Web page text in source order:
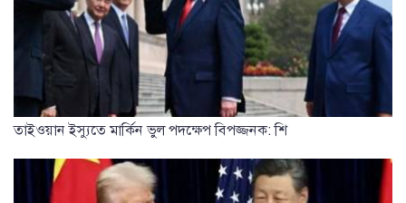
তাইওয়ান ইস্যুতে মার্কিন ভুল পদক্ষেপ বিপজ্জনক: শি